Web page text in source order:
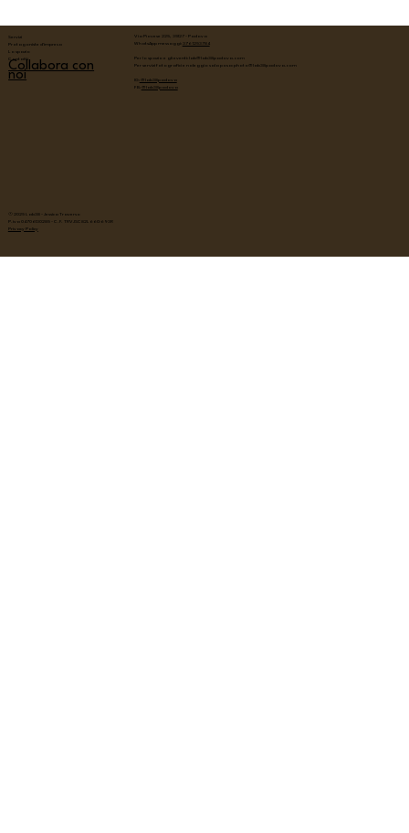
Servizi
Protagoniste d'impresa
Lo spazio
Contatti
Collabora con
noi
Via Piovese 225, 35127 - Padova
WhatsApp messaggi:
376 1253784
Per lo spazio e gli eventi: lab@lab38padova.com
Per servizi fotografici e noleggio sala posa: photo@lab38padova.com
IG:
@lab38padova
FB:
@lab38padova
© 2025 Lab38 - Jessica Traverso
P.iva 04706130285 - C.F. TRVJSC82L66G693R
Privacy Policy